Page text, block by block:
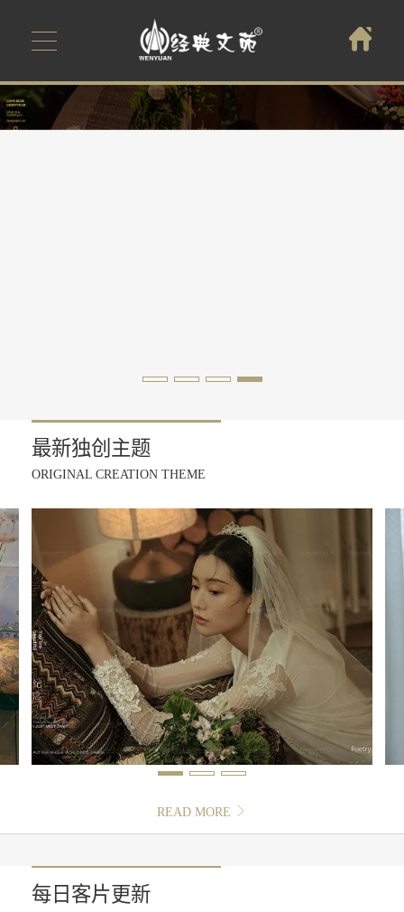
最新独创主题
ORIGINAL CREATION THEME
READ MORE
每日客片更新